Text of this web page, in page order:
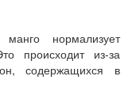
манго нормализует
происходит из-за
содержащихся в